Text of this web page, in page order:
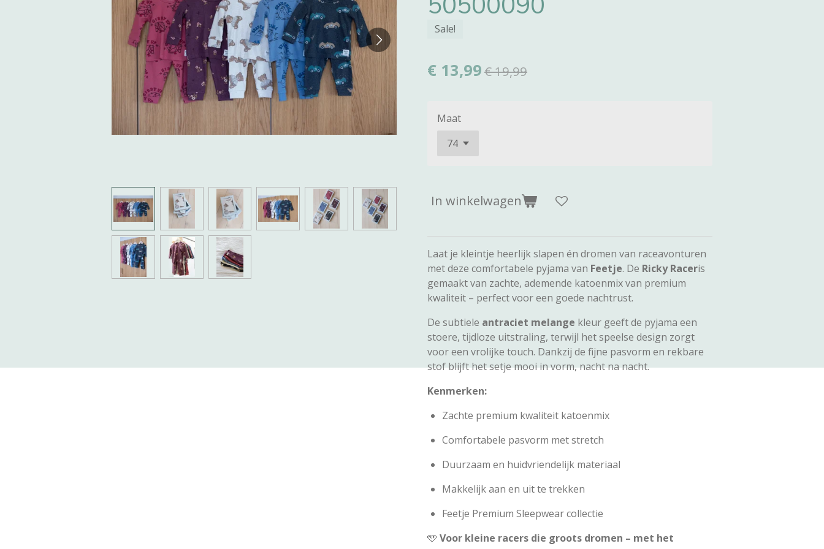
Sale!
€ 13,99€ 19,99
Maat
In winkelwagen
Laat je kleintje heerlijk slapen én dromen van raceavonturen
met deze comfortabele pyjama van Feetje. De Ricky Raceris
gemaakt van zachte, ademende katoenmix van premium
kwaliteit – perfect voor een goede nachtrust.
De subtiele antraciet melange kleur geeft de pyjama een
stoere, tijdloze uitstraling, terwijl het speelse design zorgt
voor een vrolijke touch. Dankzij de fijne pasvorm en rekbare
stof blijft het setje mooi in vorm, nacht na nacht.
Kenmerken:
Zachte premium kwaliteit katoenmix
Comfortabele pasvorm met stretch
Duurzaam en huidvriendelijk materiaal
Makkelijk aan en uit te trekken
Feetje Premium Sleepwear collectie
🩵 Voor kleine racers die groots dromen – met het